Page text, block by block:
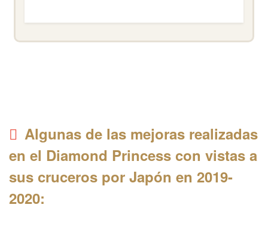
Algunas de las mejoras realizadas
en el Diamond Princess con vistas a
sus cruceros por Japón en 2019-
2020: